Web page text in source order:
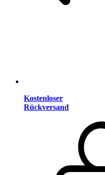
Kostenloser
Rückversand